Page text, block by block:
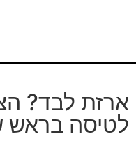
ארזת לבד?
לטיסה בראש